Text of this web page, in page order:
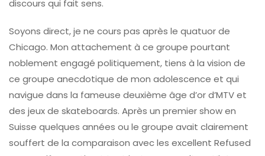
discours qui fait sens.
Soyons direct, je ne cours pas après le quatuor de
Chicago. Mon attachement à ce groupe pourtant
noblement engagé politiquement, tiens à la vision de
ce groupe anecdotique de mon adolescence et qui
navigue dans la fameuse deuxième âge d’or d’MTV et
des jeux de skateboards. Après un premier show en
Suisse quelques années ou le groupe avait clairement
souffert de la comparaison avec les excellent Refused